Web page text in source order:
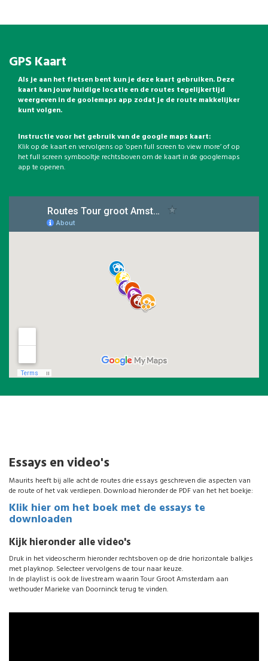
GPS Kaart
Als je aan het fietsen bent kun je deze kaart gebruiken. Deze
kaart kan jouw huidige locatie en de routes tegelijkertijd
weergeven in de goolemaps app zodat je de route makkelijker
kunt volgen.
Instructie voor het gebruik van de google maps kaart:
Klik op de kaart en vervolgens op ‘open full screen to view more’ of op
het full screen symbooltje rechtsboven om de kaart in de googlemaps
app te openen.
Essays en video's
Maurits heeft bij alle acht de routes drie essays geschreven die aspecten van
de route of het vak verdiepen. Download hieronder de PDF van het het boekje:
Klik hier om het boek met de essays te
downloaden
Kijk hieronder alle video's
Druk in het videoscherm hieronder rechtsboven op de drie horizontale balkjes
met playknop. Selecteer vervolgens de tour naar keuze.
In de playlist is ook de livestream waarin Tour Groot Amsterdam aan
wethouder Marieke van Doorninck terug te vinden.